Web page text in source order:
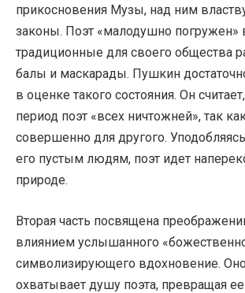
прикосновения Музы, над ним
законы. Поэт «малодушно погружен»
традиционные для своего общества
балы и маскарады. Пушкин
в оценке такого состояния. Он
период поэт «всех ничтожней», так
совершенно для другого.
его пустым людям, поэт идет
природе.
Вторая часть посвящена
влиянием услышанного
символизирующего вдохновение.
охватывает душу поэта, превращая